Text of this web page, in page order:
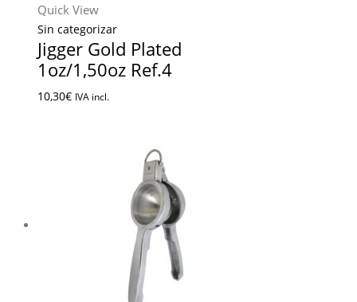
Quick View
Sin categorizar
Jigger Gold Plated
1oz/1,50oz Ref.4
10,30€ IVA incl.